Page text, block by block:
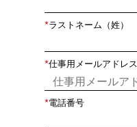
*ラストネーム（姓）
*仕事用メールアドレス
*電話番号